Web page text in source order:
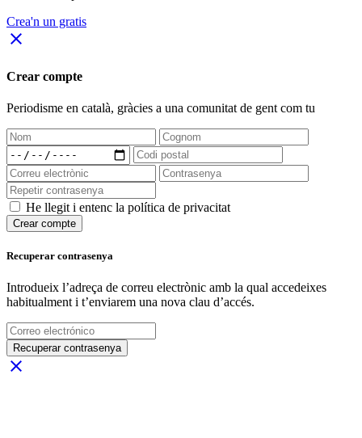
Crea'n un gratis
close
Crear compte
Periodisme en català, gràcies a una comunitat de gent com tu
He llegit i entenc la política de privacitat
Crear compte
Recuperar contrasenya
Introdueix l’adreça de correu electrònic amb la qual accedeixes
habitualment i t’enviarem una nova clau d’accés.
Recuperar contrasenya
close